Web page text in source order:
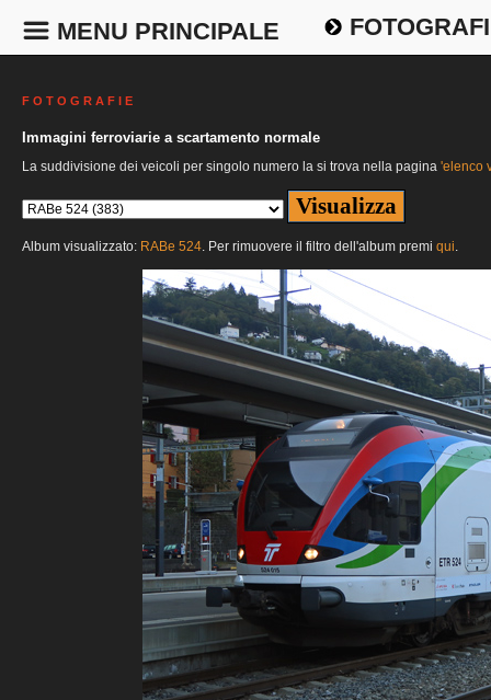
MENU PRINCIPALE
F O T O G R A F I E
Immagini ferroviarie a scartamento normale
La suddivisione dei veicoli per singolo numero la si trova nella pagina 'elenco
Album visualizzato: RABe 524. Per rimuovere il filtro dell'album premi qui.